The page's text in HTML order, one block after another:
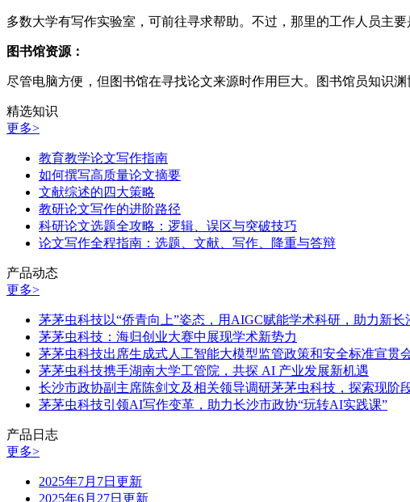
多数大学有写作实验室，可前往寻求帮助。不过，那里的工作人员主
图书馆资源：
尽管电脑方便，但图书馆在寻找论文来源时作用巨大。图书馆员知识
精选知识
更多>
教育教学论文写作指南
如何撰写高质量论文摘要
文献综述的四大策略
教研论文写作的进阶路径
科研论文选题全攻略：逻辑、误区与突破技巧
论文写作全程指南：选题、文献、写作、降重与答辩
产品动态
更多>
茅茅虫科技以“侨青向上”姿态，用AIGC赋能学术科研，助力新长
茅茅虫科技：海归创业大赛中展现学术新势力
茅茅虫科技出席生成式人工智能大模型监管政策和安全标准宣贯
茅茅虫科技携手湖南大学工管院，共探 AI 产业发展新机遇
长沙市政协副主席陈剑文及相关领导调研茅茅虫科技，探索现阶
茅茅虫科技引领AI写作变革，助力长沙市政协“玩转AI实践课”
产品日志
更多>
2025年7月7日更新
2025年6月27日更新